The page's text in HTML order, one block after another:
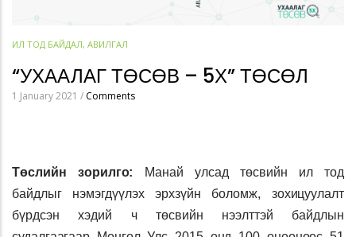
ИЛ ТОД БАЙДАЛ, АВИЛГАЛ
“УХААЛАГ ТӨСӨВ – 5Х” ТӨСӨЛ
1 January 2021 / Comments
Төслийн зорилго: Манай улсад
төсвийн ил тод
байдлыг нэмэгдүүлэх эрхзүйн боломж, зохицуулалт
бүрдсэн хэдий ч төсвийн нээлттэй байдлын